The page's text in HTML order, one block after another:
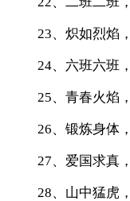
23、炽如烈焰，
24、六班六班，
25、青春火焰，
26、锻炼身体，
27、爱国求真，
28、山中猛虎，